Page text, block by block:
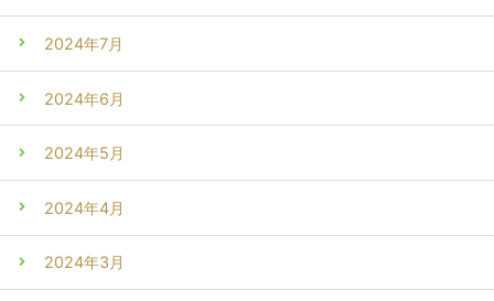
2024年7月
2024年6月
2024年5月
2024年4月
2024年3月